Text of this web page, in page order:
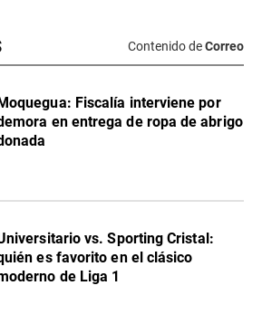
Contenido deCorreo
Fiscalía interviene por
en entrega de ropa de abrigo
vs. Sporting Cristal:
es favorito en el clásico
de Liga 1